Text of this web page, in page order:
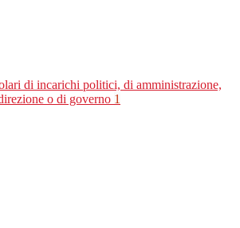
di incarichi politici, di amministrazione,
o di governo 1